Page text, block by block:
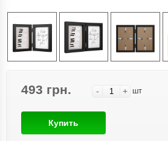
493 грн. - + шт
Купить